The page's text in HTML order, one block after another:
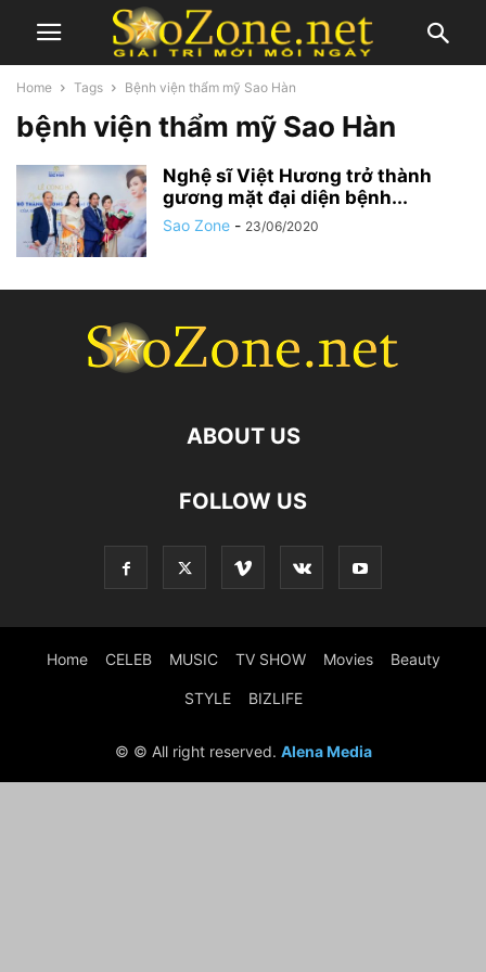
Home Tags Bệnh viện thẩm mỹ Sao Hàn
bệnh viện thẩm mỹ Sao Hàn
Nghệ sĩ Việt Hương trở thành
gương mặt đại diện bệnh...
Sao Zone - 23/06/2020
ABOUT US
FOLLOW US
Home CELEB MUSIC TV SHOW Movies Beauty
STYLE BIZLIFE
© © All right reserved. Alena Media